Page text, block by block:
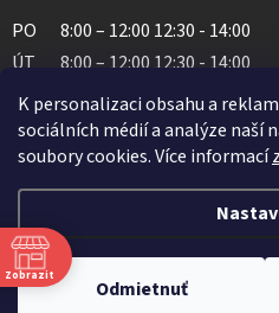
K personalizaci obsahu a
sociálních médií a analýze naší
soubory cookies. Více informací
Odmietnuť
PO
8:00 – 12:00 12:30 - 14:00
ÚT
8:00 – 12:00 12:30 - 14:00
ST
8:00 – 12:00 12:30 - 14:00
ČT
8:00 – 12:00 12:30 - 14:00
PÁ
8:00 – 12:00 12:30 - 14:00
Copyright 2026Apatyka Bylinka. Všetky
Zobrazit